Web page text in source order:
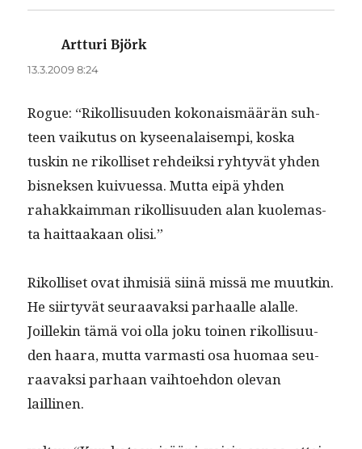
Artturi Björk
13.3.2009 8:24
Rogue: “Rikol­lisu­u­den kokon­ais­määrän suh­
teen vaiku­tus on kyseenalaisem­pi, kos­ka
tuskin ne rikol­liset rehdeik­si ryhtyvät yhden
bis­nek­sen kuiv­ues­sa. Mut­ta eipä yhden
rahakkaim­man rikol­lisu­u­den alan kuole­mas­
ta hait­taakaan olisi.”
Rikol­liset ovat ihmisiä siinä mis­sä me muutkin.
He siir­tyvät seu­raavak­si parhaalle alalle.
Joillekin tämä voi olla joku toinen rikol­lisu­u­
den haara, mut­ta var­masti osa huo­maa seu­
raavak­si parhaan vai­h­toe­hdon ole­van
laillinen.